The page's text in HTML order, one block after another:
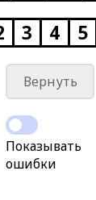
3 4 5
Вернуть
Показывать
ошибки